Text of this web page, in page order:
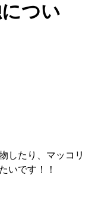
つい
したり、マッコリ
いです！！